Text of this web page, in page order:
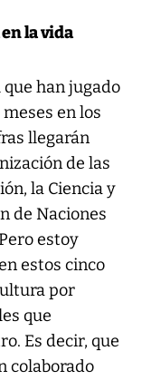
la vida
han jugado
en los
llegarán
de las
la Ciencia y
de Naciones
estoy
estos cinco
por
que
Es decir, que
colaborado